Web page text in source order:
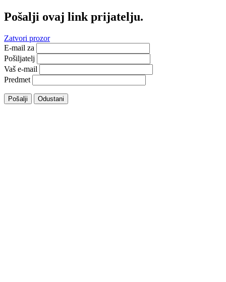
Pošalji ovaj link prijatelju.
Zatvori prozor
E-mail za
Pošiljatelj
Vaš e-mail
Predmet
Pošalji Odustani